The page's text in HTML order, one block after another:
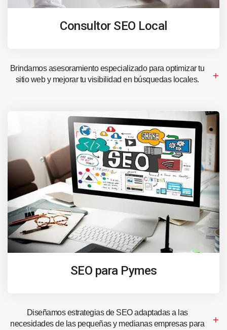
Consultor SEO Local
Brindamos asesoramiento especializado para optimizar tu
sitio web y mejorar tu visibilidad en búsquedas locales.
SEO para Pymes
Diseñamos estrategias de SEO adaptadas a las
necesidades de las pequeñas y medianas empresas para